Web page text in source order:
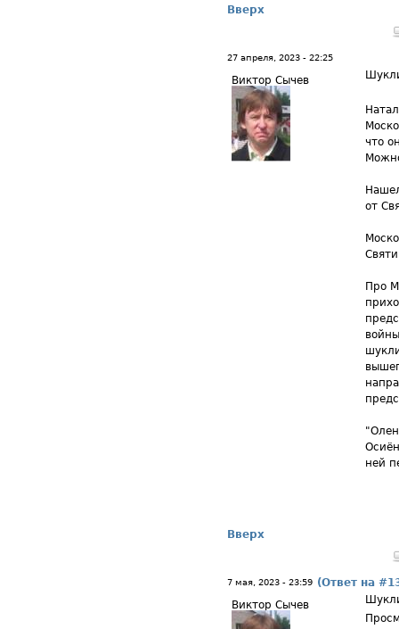
Вверх
27 апреля, 2023 - 22:25
Виктор Сычев
что
от
Про
ней
Вверх
7 мая, 2023 - 23:59 (Ответ на
Виктор Сычев